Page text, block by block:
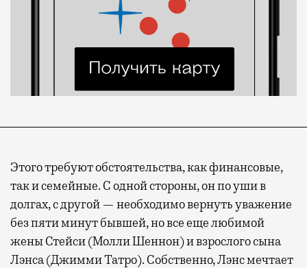
Этого требуют обстоятельства, как финансовые,
так и семейные. С одной стороны, он по уши в
долгах, с другой — необходимо вернуть уважение
без пяти минут бывшей, но все еще любимой
жены Стейси (Молли Шеннон) и взрослого сына
Лэнса (Джимми Татро). Собственно, Лэнс мечтает